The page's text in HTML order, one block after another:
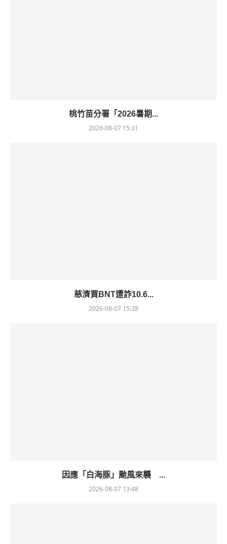
桃竹苗分署「2026暑期...
2026-08-07 15:31
慈濟買BNT遭詐10.6...
2026-08-07 15:28
因應「白海豚」颱風來襲 ...
2026-08-07 13:48